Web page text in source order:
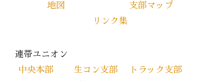
地図
支部マップ
リンク集
連帯ユニオン
中央本部
生コン支部
トラック支部